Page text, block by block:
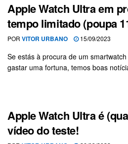
Apple Watch Ultra em
tempo limitado (poupa
POR VITOR URBANO 15/09/2023
Se estás à procura de um
gastar uma fortuna, temos boas
Apple Watch Ultra é
vídeo do teste!